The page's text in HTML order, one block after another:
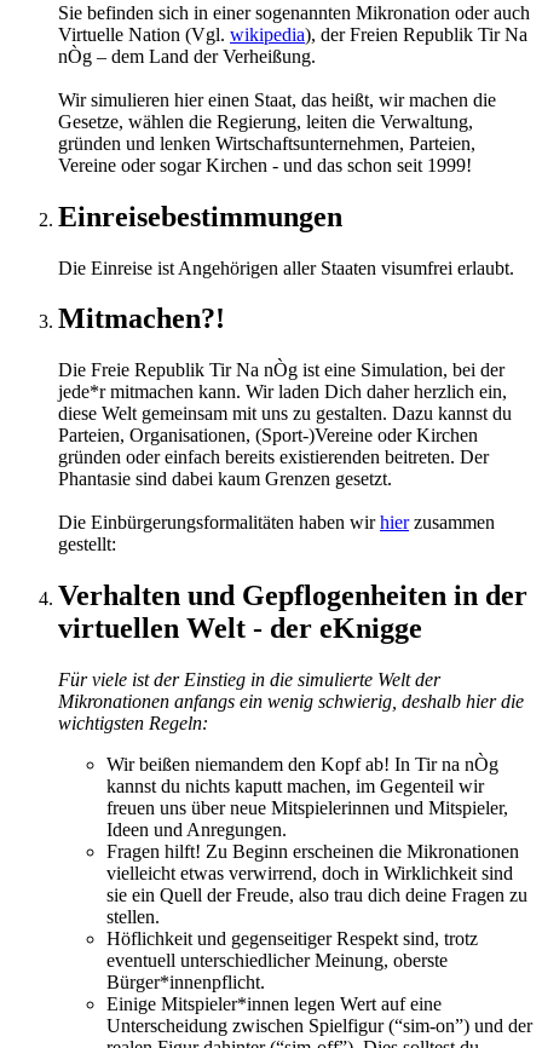
Sie befinden sich in einer sogenannten Mikronation oder auch
Virtuelle Nation (Vgl. wikipedia), der Freien Republik Tir Na
nÒg – dem Land der Verheißung.
Wir simulieren hier einen Staat, das heißt, wir machen die
Gesetze, wählen die Regierung, leiten die Verwaltung,
gründen und lenken Wirtschaftsunternehmen, Parteien,
Vereine oder sogar Kirchen - und das schon seit 1999!
Einreisebestimmungen
Die Einreise ist Angehörigen aller Staaten visumfrei erlaubt.
Mitmachen?!
Die Freie Republik Tir Na nÒg ist eine Simulation, bei der
jede*r mitmachen kann. Wir laden Dich daher herzlich ein,
diese Welt gemeinsam mit uns zu gestalten. Dazu kannst du
Parteien, Organisationen, (Sport-)Vereine oder Kirchen
gründen oder einfach bereits existierenden beitreten. Der
Phantasie sind dabei kaum Grenzen gesetzt.
Die Einbürgerungsformalitäten haben wirhierzusammen
gestellt:
Verhalten und Gepflogenheiten in der
virtuellen Welt - der eKnigge
Für viele ist der Einstieg in die simulierte Welt der
Mikronationen anfangs ein wenig schwierig, deshalb hier die
wichtigsten Regeln:
Wir beißen niemandem den Kopf ab! In Tir na nÒg
kannst du nichts kaputt machen, im Gegenteil wir
freuen uns über neue Mitspielerinnen und Mitspieler,
Ideen und Anregungen.
Fragen hilft! Zu Beginn erscheinen die Mikronationen
vielleicht etwas verwirrend, doch in Wirklichkeit sind
sie ein Quell der Freude, also trau dich deine Fragen zu
stellen.
Höflichkeit und gegenseitiger Respekt sind, trotz
eventuell unterschiedlicher Meinung, oberste
Bürger*innenpflicht.
Einige Mitspieler*innen legen Wert auf eine
Unterscheidung zwischen Spielfigur (“sim-on”) und der